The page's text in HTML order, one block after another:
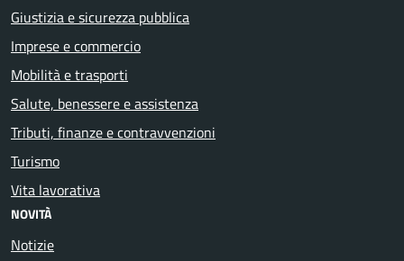
Giustizia e sicurezza pubblica
Imprese e commercio
Mobilità e trasporti
Salute, benessere e assistenza
Tributi, finanze e contravvenzioni
Turismo
Vita lavorativa
NOVITÀ
Notizie